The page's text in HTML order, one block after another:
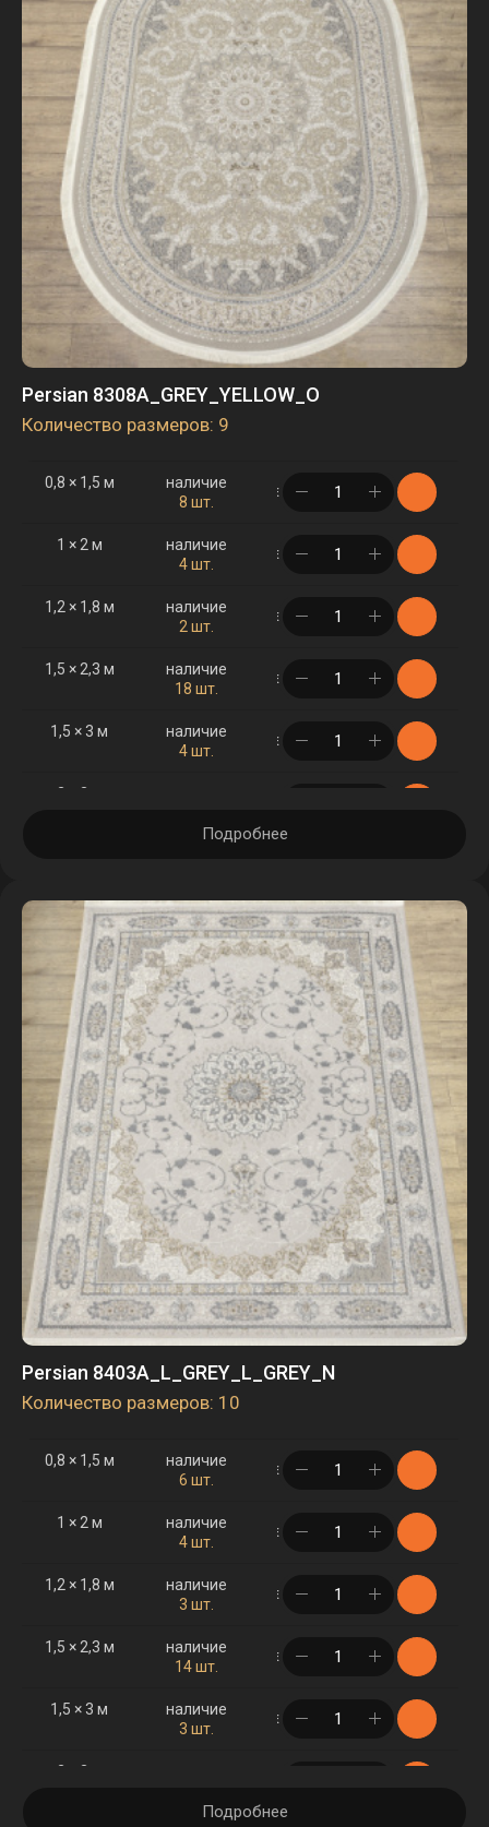
2 шт.
в корзине
3 × 4 м
наличие
6 шт.
в корзине
Persian 8308A_GREY_YELLOW_O
Количество размеров: 9
0,8 × 1,5 м
наличие
8 шт.
в корзине
1 × 2 м
наличие
4 шт.
в корзине
1,2 × 1,8 м
наличие
2 шт.
в корзине
1,5 × 2,3 м
наличие
18 шт.
в корзине
1,5 × 3 м
наличие
4 шт.
в корзине
2 × 3 м
2,5 × 3,5 м
наличие
4 шт.
в корзине
3 × 4 м
наличие
1 шт.
в корзине
Подробнее
Persian 8403A_L_GREY_L_GREY_N
Количество размеров: 10
0,8 × 1,5 м
наличие
6 шт.
в корзине
1 × 2 м
наличие
4 шт.
в корзине
1,2 × 1,8 м
наличие
3 шт.
в корзине
1,5 × 2,3 м
наличие
14 шт.
в корзине
1,5 × 3 м
наличие
3 шт.
в корзине
2 × 3 м
Подробнее